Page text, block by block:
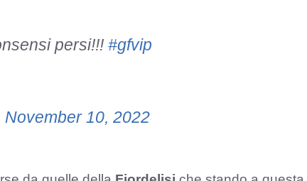
persi!!! #gfvip
November 10, 2022
da quelle della Fiordelisi che stando a questa